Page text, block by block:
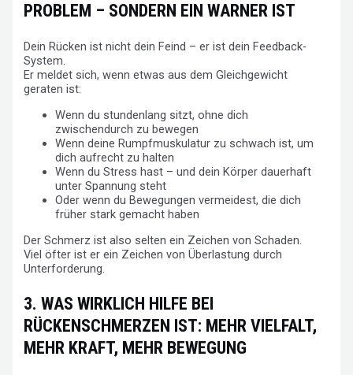
PROBLEM – SONDERN EIN WARNER IST
Dein Rücken ist nicht dein Feind – er ist dein Feedback-
System.
Er meldet sich, wenn etwas aus dem Gleichgewicht
geraten ist:
Wenn du stundenlang sitzt, ohne dich
zwischendurch zu bewegen
Wenn deine Rumpfmuskulatur zu schwach ist, um
dich aufrecht zu halten
Wenn du Stress hast – und dein Körper dauerhaft
unter Spannung steht
Oder wenn du Bewegungen vermeidest, die dich
früher stark gemacht haben
Der Schmerz ist also selten ein Zeichen von Schaden.
Viel öfter ist er ein Zeichen von Überlastung durch
Unterforderung.
3. WAS WIRKLICH HILFE BEI
RÜCKENSCHMERZEN IST: MEHR VIELFALT,
MEHR KRAFT, MEHR BEWEGUNG